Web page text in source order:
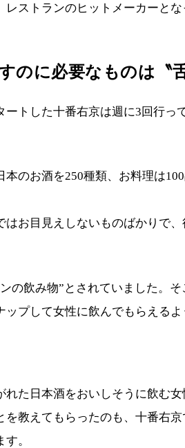
ストランのヒットメーカーと
のに必要なものは〝
ートした十番右京は週に3回行っ
のお酒を250種類、お料理は
お目見えしないものばかりで
の飲み物”とされていました。
プして女性に飲んでもらえるよ
た日本酒をおいしそうに飲む
教えてもらったのも、十番右
。